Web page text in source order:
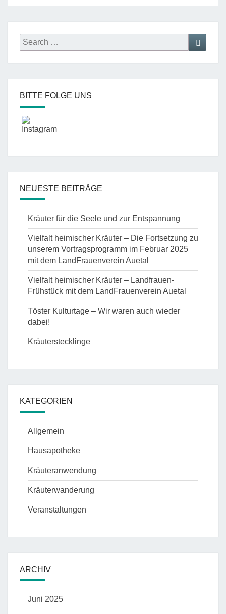
Search
for:
Search
BITTE FOLGE UNS
NEUESTE BEITRÄGE
Kräuter für die Seele und zur Entspannung
Vielfalt heimischer Kräuter – Die Fortsetzung zu
unserem Vortragsprogramm im Februar 2025
mit dem LandFrauenverein Auetal
Vielfalt heimischer Kräuter – Landfrauen-
Frühstück mit dem LandFrauenverein Auetal
Töster Kulturtage – Wir waren auch wieder
dabei!
Kräuterstecklinge
KATEGORIEN
Allgemein
Hausapotheke
Kräuteranwendung
Kräuterwanderung
Veranstaltungen
ARCHIV
Juni 2025